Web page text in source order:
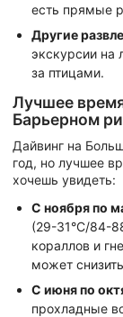
есть прямые
Другие
экскурсии на
за птицами.
Лучшее
Барьерном
Дайвинг на
год, но лучшее
хочешь увидеть:
С ноября по
(29-31°C/84-
кораллов и
может
С июня по
прохладные